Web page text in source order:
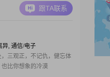
生活方面，我非常注重生活
我喜欢精致的生活，无论是
搭也是我的一大爱好，我
跟TA联系
异, 通信/电子
三观正，不记仇，健忘体
比你想象的冷漠